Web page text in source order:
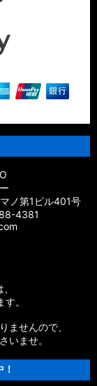
応 カスタム
スタムパーツ
対応 カスタム
］対応 カス
スタムパーツ
対応 カスタム
対応 カスタム
応 カスタム
］対応 カス
ノ第1ビル401号
4381
。
ませんので、
いませ。